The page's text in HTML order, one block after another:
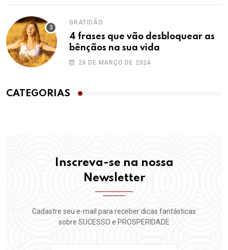
GRATIDÃO
4 frases que vão desbloquear as
bênçãos na sua vida
26 DE MARÇO DE 2024
CATEGORIAS
Inscreva-se na nossa
Newsletter
Cadastre seu e-mail para receber dicas fantásticas
sobre SUCESSO e PROSPERIDADE